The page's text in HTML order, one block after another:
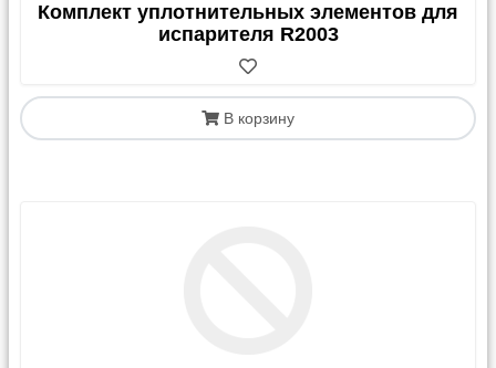
Комплект уплотнительных элементов для
испарителя R2003
В корзину